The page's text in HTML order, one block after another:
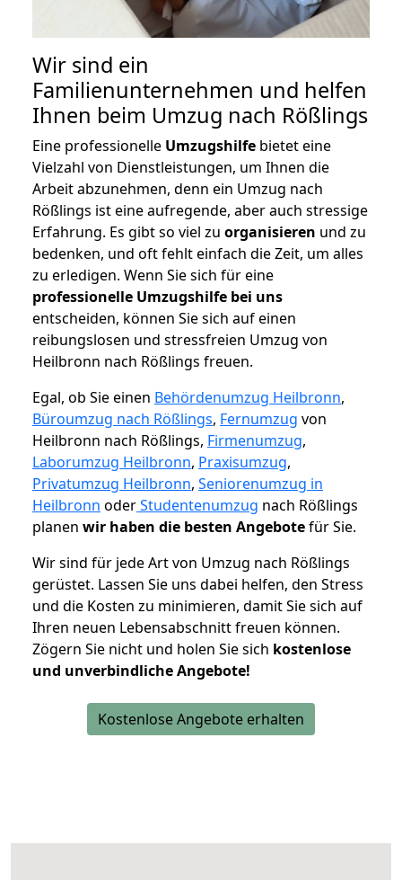
Wir sind ein
Familienunternehmen und helfen
Ihnen beim Umzug nach Rößlings
Eine professionelle Umzugshilfe bietet eine
Vielzahl von Dienstleistungen, um Ihnen die
Arbeit abzunehmen, denn ein Umzug nach
Rößlings ist eine aufregende, aber auch stressige
Erfahrung. Es gibt so viel zu organisieren und zu
bedenken, und oft fehlt einfach die Zeit, um alles
zu erledigen. Wenn Sie sich für eine
professionelle Umzugshilfe bei uns
entscheiden, können Sie sich auf einen
reibungslosen und stressfreien Umzug von
Heilbronn nach Rößlings freuen.
Egal, ob Sie einen Behördenumzug Heilbronn,
Büroumzug nach Rößlings, Fernumzug von
Heilbronn nach Rößlings, Firmenumzug,
Laborumzug Heilbronn, Praxisumzug,
Privatumzug Heilbronn, Seniorenumzug in
Heilbronn oderStudentenumzug nach Rößlings
planen wir haben die besten Angebotefür Sie.
Wir sind für jede Art von Umzug nach Rößlings
gerüstet. Lassen Sie uns dabei helfen, den Stress
und die Kosten zu minimieren, damit Sie sich auf
Ihren neuen Lebensabschnitt freuen können.
Zögern Sie nicht und holen Sie sich kostenlose
und unverbindliche Angebote!
Kostenlose Angebote erhalten